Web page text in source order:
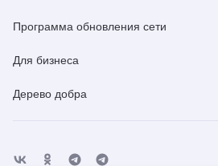
Программа обновления сети
Для бизнеса
Дерево добра